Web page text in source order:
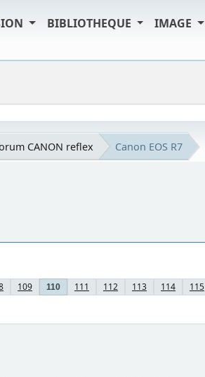
BIBLIOTHEQUE IMAGE
CANON reflex Canon EOS R7
109 110 111 112 113 114 115